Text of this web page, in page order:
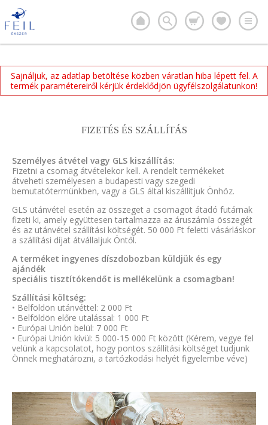
Sajnáljuk, az adatlap betöltése közben váratlan hiba lépett fel. A
termék paramétereiről kérjük érdeklődjön ügyfélszolgálatunkon!
FIZETÉS ÉS SZÁLLÍTÁS
Személyes átvétel vagy GLS kiszállítás:
Fizetni a csomag átvételekor kell. A rendelt termékeket
átveheti személyesen a budapesti vagy szegedi
bemutatótermünkben, vagy a GLS által kiszállítjuk Önhöz.
GLS utánvétel esetén az összeget a csomagot átadó futárnak
fizeti ki, amely együttesen tartalmazza az áruszámla összegét
és az utánvétel szállítási költségét. 50 000 Ft feletti vásárláskor
a szállítási díjat átvállaljuk Öntől.
A terméket ingyenes díszdobozban küldjük és egy
ajándék
speciális tisztítókendőt is mellékelünk a csomagban!
Szállítási költség:
• Belföldön utánvéttel: 2 000 Ft
• Belföldön előre utalással: 1 000 Ft
• Európai Unión belül: 7 000 Ft
• Európai Unión kívül: 5 000-15 000 Ft között (Kérem, vegye fel
velünk a kapcsolatot, hogy pontos szállítási költséget tudjunk
Önnek meghatározni, a tartózkodási helyét figyelembe véve)